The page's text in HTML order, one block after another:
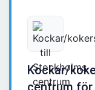
Kockar/